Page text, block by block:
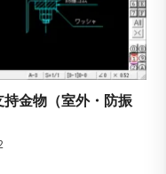
金物（室外・防振